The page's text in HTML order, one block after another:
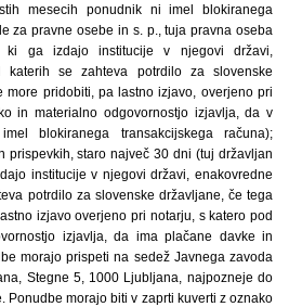
mesecih ponudnik ni imel blokiranega
za pravne osebe in s. p., tuja pravna oseba
ki ga izdajo institucije v njegovi državi,
katerih se zahteva potrdilo za slovenske
more pridobiti, pa lastno izjavo, overjeno pri
in materialno odgovornostjo izjavlja, da v
blokiranega transakcijskega računa);
prispevkih, staro največ 30 dni (tuj državljan
institucije v njegovi državi, enakovredne
potrdilo za slovenske državljane, če tega
izjavo overjeno pri notarju, s katero pod
izjavlja, da ima plačane davke in
morajo prispeti na sedež Javnega zavoda
Stegne 5, 1000 Ljubljana, najpozneje do
Ponudbe morajo biti v zaprti kuverti z oznako